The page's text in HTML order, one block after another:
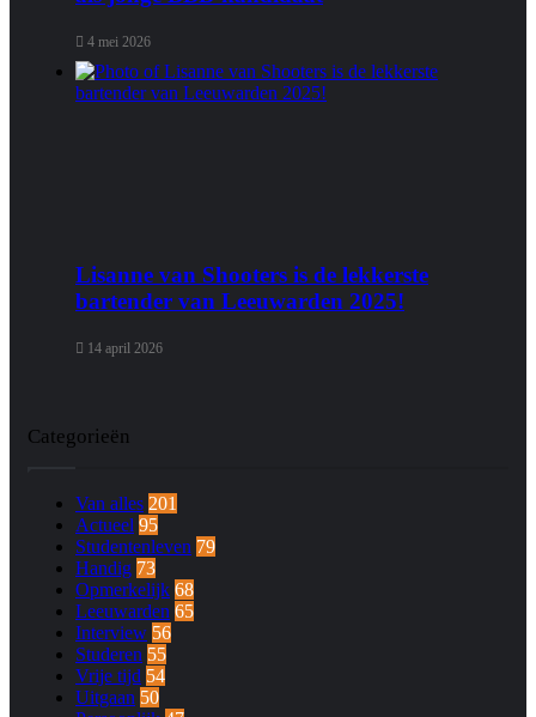
4 mei 2026
Lisanne van Shooters is de lekkerste
bartender van Leeuwarden 2025!
14 april 2026
Categorieën
Van alles 201
Actueel 95
Studentenleven 79
Handig 73
Opmerkelijk 68
Leeuwarden 65
Interview 56
Studeren 55
Vrije tijd 54
Uitgaan 50